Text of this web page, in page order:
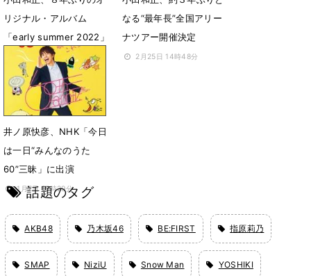
リジナル・アルバム
「early summer 2022」
発売決定
4月29日 07時00分
なる“最年長”全国アリー
ナツアー開催決定
2月25日 14時48分
井ノ原快彦、NHK「今日
は一日“みんなのうた
60”三昧」に出演
1月7日 15時29分
話題のタグ
AKB48 乃木坂46 BE:FIRST 指原莉乃
SMAP NiziU Snow Man YOSHIKI